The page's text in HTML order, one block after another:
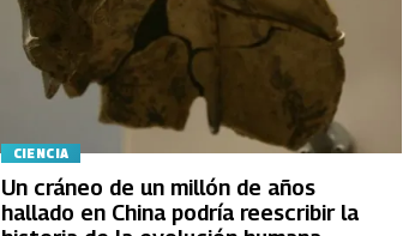
CIENCIA
Un cráneo de un millón de años
hallado en China podría reescribir la